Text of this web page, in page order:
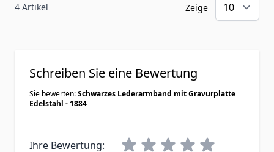
4 Artikel Zeige
Schreiben Sie eine Bewertung
Sie bewerten:Schwarzes Lederarmband mit Gravurplatte
Edelstahl - 1884
Ihre Bewertung: